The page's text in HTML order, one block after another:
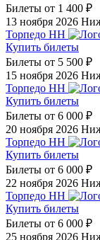
Билеты от 1 400 ₽
13 ноября 2026
Торпедо НН
Купить билеты
Билеты от 5 500 ₽
15 ноября 2026
Торпедо НН
Купить билеты
Билеты от 6 000 ₽
20 ноября 2026
Торпедо НН
Купить билеты
Билеты от 6 000 ₽
22 ноября 2026
Торпедо НН
Купить билеты
Билеты от 6 000 ₽
25 ноября 2026